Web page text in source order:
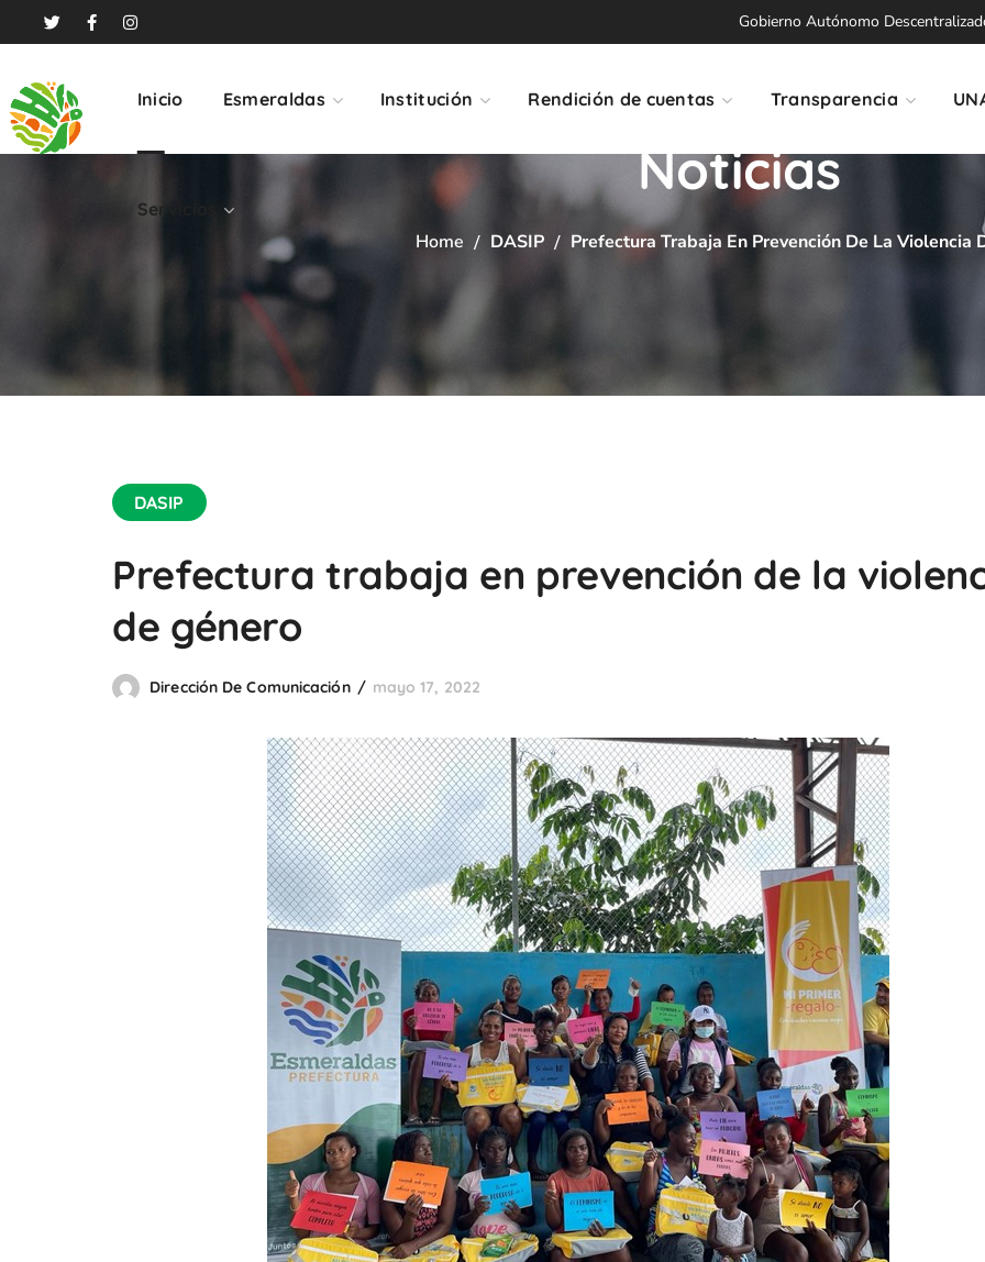
Gobierno Autónomo
Inicio Esmeraldas Institución Rendición de cuentas Transparencia
Servicios
Noticias
Home DASIP Prefectura Trabaja En Prevención De La Violencia
DASIP
Prefectura trabaja en prevención de la
de género
Dirección De Comunicación mayo 17, 2022